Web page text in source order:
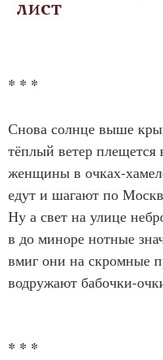
лист
* * *
Снова солнце выше
тёплый ветер плещется
женщины в очках-
едут и шагают по
Ну а свет на улице
в до миноре нотные
вмиг они на скромные
водружают бабочки-
* * *